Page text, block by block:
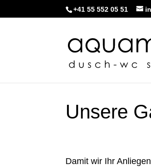
+41 55 552 05 51
Unsere
Damit wir Ihr